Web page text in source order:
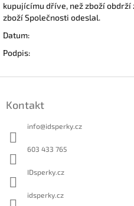
kupujícímu dříve, než zboží obdrží
zboží Společnosti odeslal.
Datum:
Podpis:
Kontakt
info@idsperky.cz
603 433 765
IDsperky.cz
idsperky.cz